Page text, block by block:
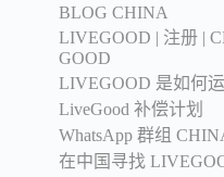
BLOG CHINA
LIVEGOOD | 注册 |
GOOD
LIVEGOOD 是如何
LiveGood 补偿计划
WhatsApp 群组
在中国寻找